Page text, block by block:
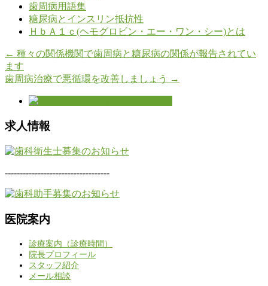
歯周病用語集
糖尿病とインスリン抵抗性
ＨｂＡ１ｃ(ヘモグロビン・エー・ワン・シー)とは
← 種々の関係機関で歯周病と糖尿病の関係が報告されてい
ます
歯周病治療で悪循環を改善しましょう
→
求人情報
-----------------------------------
医院案内
診療案内（診療時間）
院長プロフィール
スタッフ紹介
メール相談